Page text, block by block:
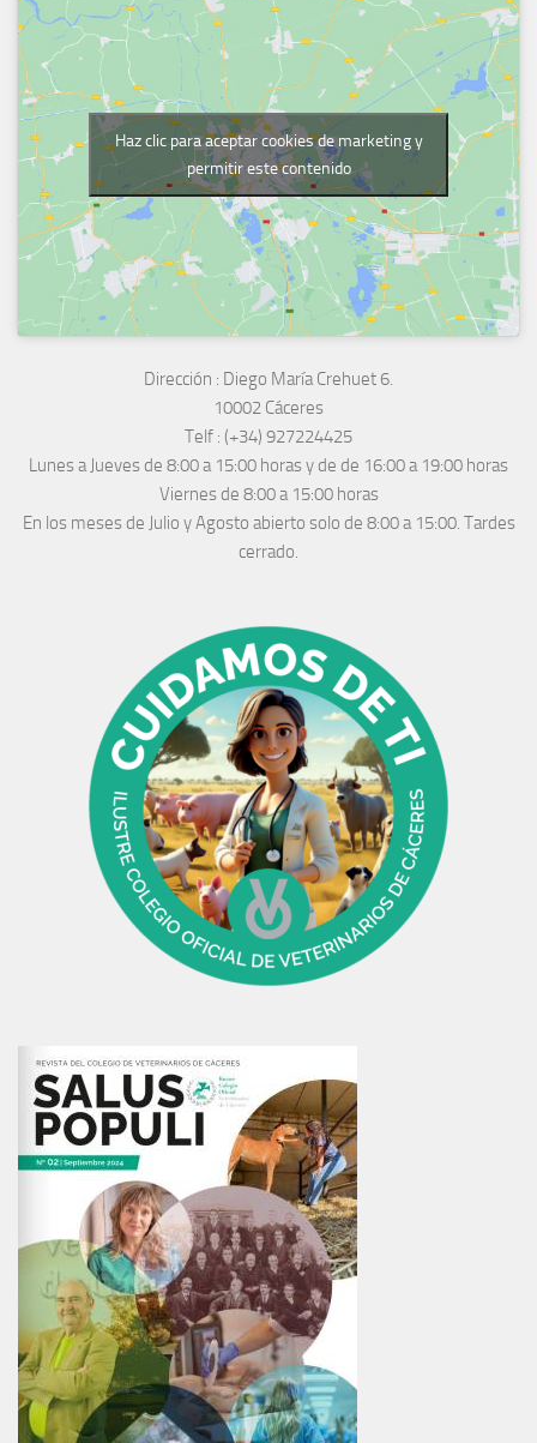
Haz clic para aceptar cookies de marketing y
permitir este contenido
Dirección : Diego María Crehuet 6.
10002 Cáceres
Telf : (+34) 927224425
Lunes a Jueves de 8:00 a 15:00 horas y de de 16:00 a 19:00 horas
Viernes de 8:00 a 15:00 horas
En los meses de Julio y Agosto abierto solo de 8:00 a 15:00. Tardes
cerrado.